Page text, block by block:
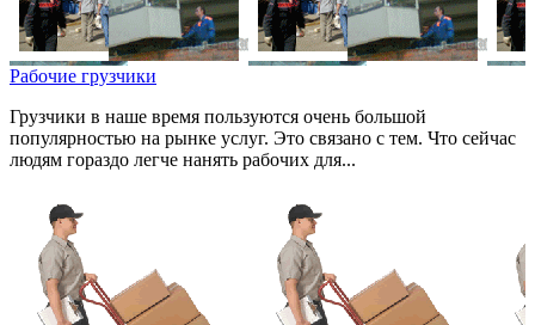
Рабочие грузчики
Грузчики в наше время пользуются очень большой
популярностью на рынке услуг. Это связано с тем. Что сейчас
людям гораздо легче нанять рабочих для...